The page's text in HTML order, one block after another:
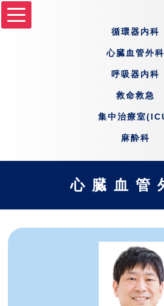
循環器内科
心臓血管外科
呼吸器内科
救命救急
集中治療室
麻酔科
心臓血管